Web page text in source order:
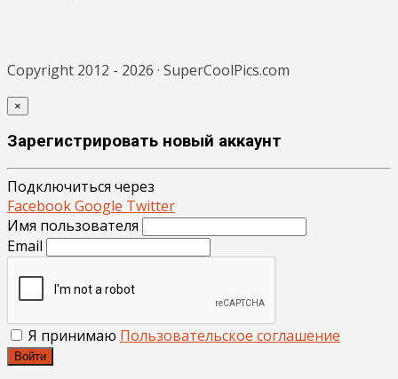
Copyright 2012 - 2026 · SuperCoolPics.com
×
Зарегистрировать новый аккаунт
Подключиться через
FacebookGoogle Twitter
Имя пользователя
Email
Я принимаю Пользовательское соглашение
Войти